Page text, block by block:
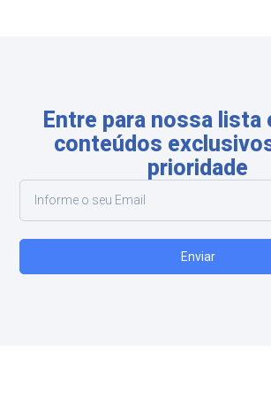
Entre para nossa lista
conteúdos
prioridade
Enviar